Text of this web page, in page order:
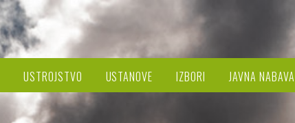
USTROJSTVO USTANOVE IZBORI JAVNA NABAVA